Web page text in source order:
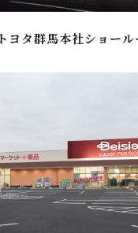
ヨタ群馬本社ショール